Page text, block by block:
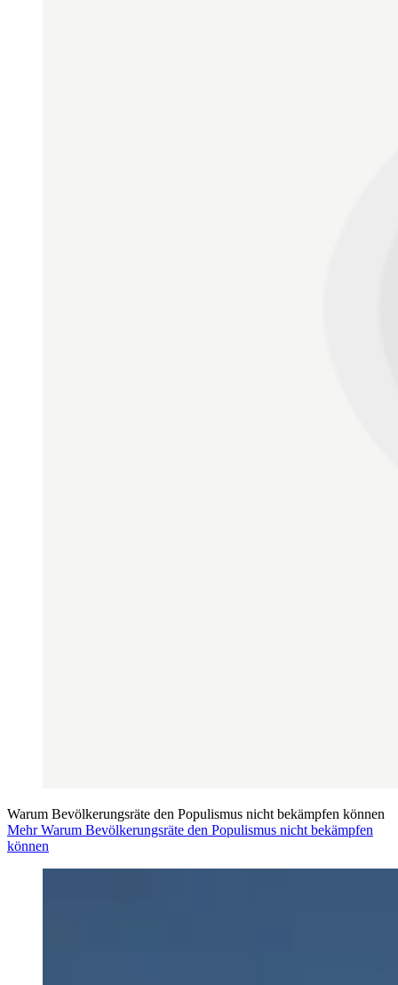
Warum Bevölkerungsräte den Populismus nicht bekämpfen können
Mehr Warum Bevölkerungsräte den Populismus nicht bekämpfen
können